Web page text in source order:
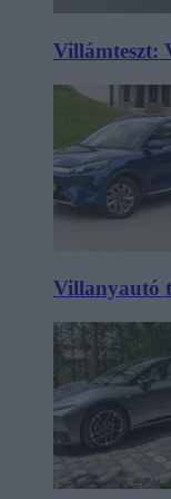
Villámteszt:
Villanyautó